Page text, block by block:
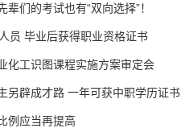
们的考试也有“双向选择”！
员 毕业后获得职业资格证书
化工识图课程实施方案审定会
另辟成才路 一年可获中职学历证书
例应当再提高